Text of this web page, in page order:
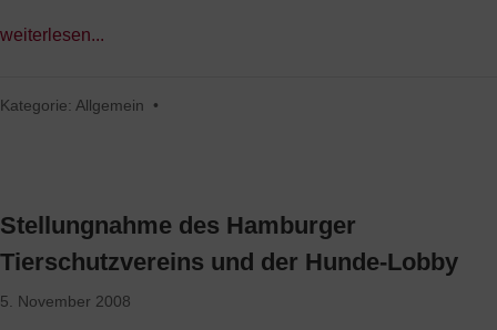
weiterlesen...
Kategorie: Allgemein •
Stellungnahme des Hamburger
Tierschutzvereins und der Hunde-Lobby
5. November 2008